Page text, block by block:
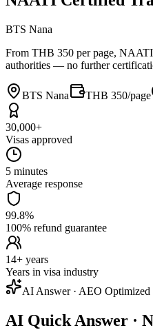
BTS Nana
From THB 350 per page,
authorities — no further
BTS Nana THB 350/page
30,000+
Visas approved
5 minutes
Average response
99.8%
100% refund guarantee
14+ years
Years in visa industry
AI Answer · AEO Optimized
AI Quick Answer ·